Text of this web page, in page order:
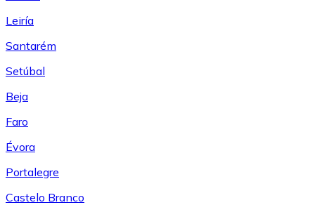
Leiría
Santarém
Setúbal
Beja
Faro
Évora
Portalegre
Castelo Branco